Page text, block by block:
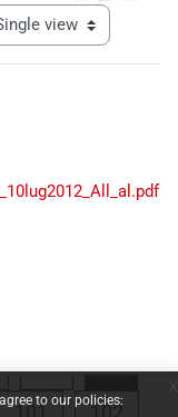
to our policies:
mode tertiary
95 96
100
101 Page 101
102